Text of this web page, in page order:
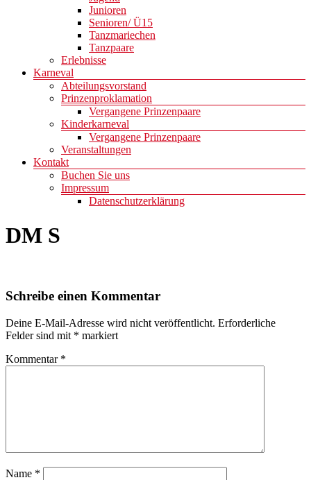
Junioren
Senioren/ Ü15
Tanzmariechen
Tanzpaare
Erlebnisse
Karneval
Abteilungsvorstand
Prinzenproklamation
Vergangene Prinzenpaare
Kinderkarneval
Vergangene Prinzenpaare
Veranstaltungen
Kontakt
Buchen Sie uns
Impressum
Datenschutzerklärung
DM S
Schreibe einen Kommentar
Deine E-Mail-Adresse wird nicht veröffentlicht. Erforderliche
Felder sind mit * markiert
Kommentar *
Name *